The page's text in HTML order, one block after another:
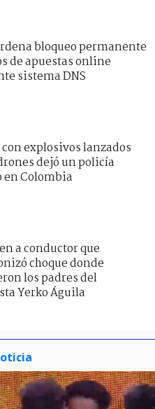
bloqueo permanente
de apuestas online
sistema DNS
explosivos lanzados
dejó un policía
en Colombia
a conductor que
choque donde
los padres del
Yerko Águila